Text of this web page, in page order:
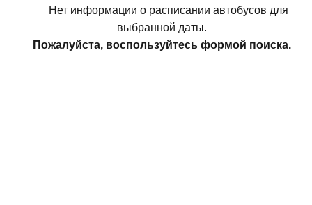
Нет информации о расписании автобусов для
выбранной даты.
Пожалуйста, воспользуйтесь формой поиска.